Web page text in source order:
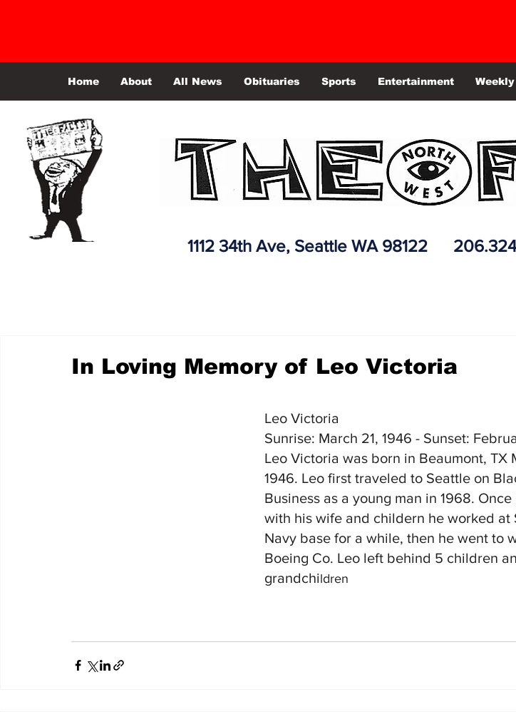
Home About All News Obituaries Sports Entertainment
1112 34th Ave, Seattle WA 98122
In Loving Memory of Leo Victoria
Leo Victoria
Sunrise: March 21, 1946 - Sunset:
Leo Victoria was born in Beaumont, TX
1946. Leo first traveled to Seattle on
Business as a young man in 1968.
with his wife and childern he worked at
Navy base for a while, then he went to
Boeing Co. Leo left behind 5 children
grandchildren